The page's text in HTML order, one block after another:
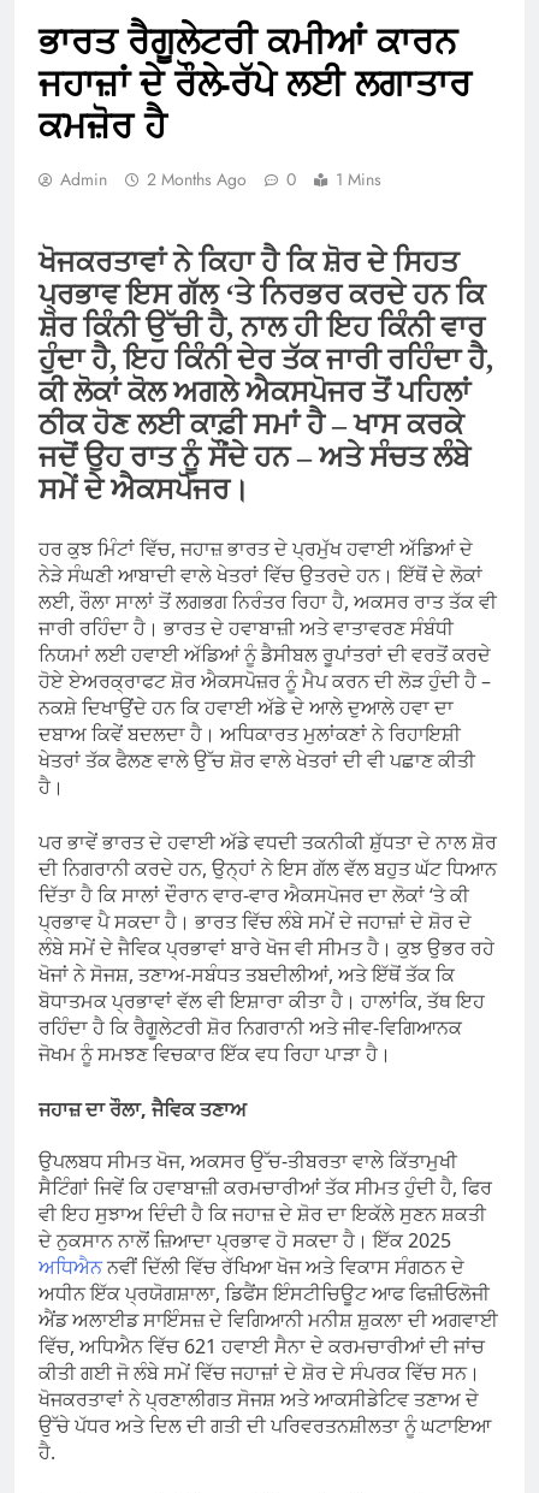
ਭਾਰਤ ਰੈਗੂਲੇਟਰੀ ਕਮੀਆਂ ਕਾਰਨ
ਜਹਾਜ਼ਾਂ ਦੇ ਰੌਲੇ-ਰੱਪੇ ਲਈ ਲਗਾਤਾਰ
ਕਮਜ਼ੋਰ ਹੈ
Admin 2 Months Ago 0 1 Mins
ਖੋਜਕਰਤਾਵਾਂ ਨੇ ਕਿਹਾ ਹੈ ਕਿ ਸ਼ੋਰ ਦੇ ਸਿਹਤ
ਪ੍ਰਭਾਵ ਇਸ ਗੱਲ ‘ਤੇ ਨਿਰਭਰ ਕਰਦੇ ਹਨ ਕਿ
ਸ਼ੋਰ ਕਿੰਨੀ ਉੱਚੀ ਹੈ, ਨਾਲ ਹੀ ਇਹ ਕਿੰਨੀ ਵਾਰ
ਹੁੰਦਾ ਹੈ, ਇਹ ਕਿੰਨੀ ਦੇਰ ਤੱਕ ਜਾਰੀ ਰਹਿੰਦਾ ਹੈ,
ਕੀ ਲੋਕਾਂ ਕੋਲ ਅਗਲੇ ਐਕਸਪੋਜਰ ਤੋਂ ਪਹਿਲਾਂ
ਠੀਕ ਹੋਣ ਲਈ ਕਾਫ਼ੀ ਸਮਾਂ ਹੈ – ਖਾਸ ਕਰਕੇ
ਜਦੋਂ ਉਹ ਰਾਤ ਨੂੰ ਸੌਂਦੇ ਹਨ – ਅਤੇ ਸੰਚਤ ਲੰਬੇ
ਸਮੇਂ ਦੇ ਐਕਸਪੋਜਰ।
ਹਰ ਕੁਝ ਮਿੰਟਾਂ ਵਿੱਚ, ਜਹਾਜ਼ ਭਾਰਤ ਦੇ ਪ੍ਰਮੁੱਖ ਹਵਾਈ ਅੱਡਿਆਂ ਦੇ
ਨੇੜੇ ਸੰਘਣੀ ਆਬਾਦੀ ਵਾਲੇ ਖੇਤਰਾਂ ਵਿੱਚ ਉਤਰਦੇ ਹਨ। ਇੱਥੋਂ ਦੇ ਲੋਕਾਂ
ਲਈ, ਰੌਲਾ ਸਾਲਾਂ ਤੋਂ ਲਗਭਗ ਨਿਰੰਤਰ ਰਿਹਾ ਹੈ, ਅਕਸਰ ਰਾਤ ਤੱਕ ਵੀ
ਜਾਰੀ ਰਹਿੰਦਾ ਹੈ। ਭਾਰਤ ਦੇ ਹਵਾਬਾਜ਼ੀ ਅਤੇ ਵਾਤਾਵਰਣ ਸੰਬੰਧੀ
ਨਿਯਮਾਂ ਲਈ ਹਵਾਈ ਅੱਡਿਆਂ ਨੂੰ ਡੈਸੀਬਲ ਰੂਪਾਂਤਰਾਂ ਦੀ ਵਰਤੋਂ ਕਰਦੇ
ਹੋਏ ਏਅਰਕ੍ਰਾਫਟ ਸ਼ੋਰ ਐਕਸਪੋਜ਼ਰ ਨੂੰ ਮੈਪ ਕਰਨ ਦੀ ਲੋੜ ਹੁੰਦੀ ਹੈ –
ਨਕਸ਼ੇ ਦਿਖਾਉਂਦੇ ਹਨ ਕਿ ਹਵਾਈ ਅੱਡੇ ਦੇ ਆਲੇ ਦੁਆਲੇ ਹਵਾ ਦਾ
ਦਬਾਅ ਕਿਵੇਂ ਬਦਲਦਾ ਹੈ। ਅਧਿਕਾਰਤ ਮੁਲਾਂਕਣਾਂ ਨੇ ਰਿਹਾਇਸ਼ੀ
ਖੇਤਰਾਂ ਤੱਕ ਫੈਲਣ ਵਾਲੇ ਉੱਚ ਸ਼ੋਰ ਵਾਲੇ ਖੇਤਰਾਂ ਦੀ ਵੀ ਪਛਾਣ ਕੀਤੀ
ਹੈ।
ਪਰ ਭਾਵੇਂ ਭਾਰਤ ਦੇ ਹਵਾਈ ਅੱਡੇ ਵਧਦੀ ਤਕਨੀਕੀ ਸ਼ੁੱਧਤਾ ਦੇ ਨਾਲ ਸ਼ੋਰ
ਦੀ ਨਿਗਰਾਨੀ ਕਰਦੇ ਹਨ, ਉਨ੍ਹਾਂ ਨੇ ਇਸ ਗੱਲ ਵੱਲ ਬਹੁਤ ਘੱਟ ਧਿਆਨ
ਦਿੱਤਾ ਹੈ ਕਿ ਸਾਲਾਂ ਦੌਰਾਨ ਵਾਰ-ਵਾਰ ਐਕਸਪੋਜਰ ਦਾ ਲੋਕਾਂ ‘ਤੇ ਕੀ
ਪ੍ਰਭਾਵ ਪੈ ਸਕਦਾ ਹੈ। ਭਾਰਤ ਵਿੱਚ ਲੰਬੇ ਸਮੇਂ ਦੇ ਜਹਾਜ਼ਾਂ ਦੇ ਸ਼ੋਰ ਦੇ
ਲੰਬੇ ਸਮੇਂ ਦੇ ਜੈਵਿਕ ਪ੍ਰਭਾਵਾਂ ਬਾਰੇ ਖੋਜ ਵੀ ਸੀਮਤ ਹੈ। ਕੁਝ ਉਭਰ ਰਹੇ
ਖੋਜਾਂ ਨੇ ਸੋਜਸ਼, ਤਣਾਅ-ਸਬੰਧਤ ਤਬਦੀਲੀਆਂ, ਅਤੇ ਇੱਥੋਂ ਤੱਕ ਕਿ
ਬੋਧਾਤਮਕ ਪ੍ਰਭਾਵਾਂ ਵੱਲ ਵੀ ਇਸ਼ਾਰਾ ਕੀਤਾ ਹੈ। ਹਾਲਾਂਕਿ, ਤੱਥ ਇਹ
ਰਹਿੰਦਾ ਹੈ ਕਿ ਰੈਗੂਲੇਟਰੀ ਸ਼ੋਰ ਨਿਗਰਾਨੀ ਅਤੇ ਜੀਵ-ਵਿਗਿਆਨਕ
ਜੋਖਮ ਨੂੰ ਸਮਝਣ ਵਿਚਕਾਰ ਇੱਕ ਵਧ ਰਿਹਾ ਪਾੜਾ ਹੈ।
ਜਹਾਜ਼ ਦਾ ਰੌਲਾ, ਜੈਵਿਕ ਤਣਾਅ
ਉਪਲਬਧ ਸੀਮਤ ਖੋਜ, ਅਕਸਰ ਉੱਚ-ਤੀਬਰਤਾ ਵਾਲੇ ਕਿੱਤਾਮੁਖੀ
ਸੈਟਿੰਗਾਂ ਜਿਵੇਂ ਕਿ ਹਵਾਬਾਜ਼ੀ ਕਰਮਚਾਰੀਆਂ ਤੱਕ ਸੀਮਤ ਹੁੰਦੀ ਹੈ, ਫਿਰ
ਵੀ ਇਹ ਸੁਝਾਅ ਦਿੰਦੀ ਹੈ ਕਿ ਜਹਾਜ਼ ਦੇ ਸ਼ੋਰ ਦਾ ਇਕੱਲੇ ਸੁਣਨ ਸ਼ਕਤੀ
ਦੇ ਨੁਕਸਾਨ ਨਾਲੋਂ ਜ਼ਿਆਦਾ ਪ੍ਰਭਾਵ ਹੋ ਸਕਦਾ ਹੈ। ਇੱਕ 2025
ਅਧਿਐਨਨਵੀਂ ਦਿੱਲੀ ਵਿੱਚ ਰੱਖਿਆ ਖੋਜ ਅਤੇ ਵਿਕਾਸ ਸੰਗਠਨ ਦੇ
ਅਧੀਨ ਇੱਕ ਪ੍ਰਯੋਗਸ਼ਾਲਾ, ਡਿਫੈਂਸ ਇੰਸਟੀਚਿਊਟ ਆਫ ਫਿਜ਼ੀਓਲੋਜੀ
ਐਂਡ ਅਲਾਈਡ ਸਾਇੰਸਜ਼ ਦੇ ਵਿਗਿਆਨੀ ਮਨੀਸ਼ ਸ਼ੁਕਲਾ ਦੀ ਅਗਵਾਈ
ਵਿੱਚ, ਅਧਿਐਨ ਵਿੱਚ 621 ਹਵਾਈ ਸੈਨਾ ਦੇ ਕਰਮਚਾਰੀਆਂ ਦੀ ਜਾਂਚ
ਕੀਤੀ ਗਈ ਜੋ ਲੰਬੇ ਸਮੇਂ ਵਿੱਚ ਜਹਾਜ਼ਾਂ ਦੇ ਸ਼ੋਰ ਦੇ ਸੰਪਰਕ ਵਿੱਚ ਸਨ।
ਖੋਜਕਰਤਾਵਾਂ ਨੇ ਪ੍ਰਣਾਲੀਗਤ ਸੋਜਸ਼ ਅਤੇ ਆਕਸੀਡੇਟਿਵ ਤਣਾਅ ਦੇ
ਉੱਚੇ ਪੱਧਰ ਅਤੇ ਦਿਲ ਦੀ ਗਤੀ ਦੀ ਪਰਿਵਰਤਨਸ਼ੀਲਤਾ ਨੂੰ ਘਟਾਇਆ
ਹੈ.